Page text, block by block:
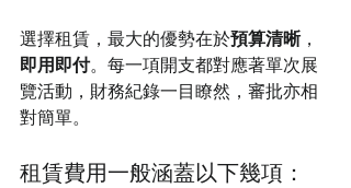
選擇租賃，最大的優勢在於預算清晰，
即用即付。每一項開支都對應著單次展
覽活動，財務紀錄一目瞭然，審批亦相
對簡單。
租賃費用一般涵蓋以下幾項：